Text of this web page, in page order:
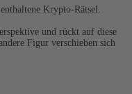
Krypto-Rätsel.
und rückt auf diese
Figur verschieben sich